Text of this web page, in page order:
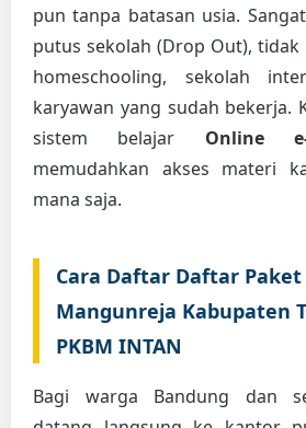
pun tanpa batasan usia.
putus sekolah (Drop Out), tidak
homeschooling, sekolah
karyawan yang sudah bekerja.
sistem belajar Online e-
memudahkan akses materi
mana saja.
Cara Daftar Daftar Paket
Mangunreja Kabupaten
PKBM INTAN
Bagi warga Bandung dan